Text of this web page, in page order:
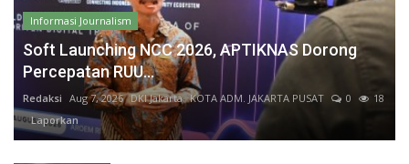
Informasi Journalism
Soft Launching NCC 2026, APTIKNAS Dorong
Percepatan RUU...
Redaksi Aug 7, 2026 DKI Jakarta KOTA ADM. JAKARTA PUSAT 0
18
Laporkan